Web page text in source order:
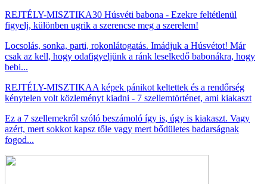
REJTÉLY-MISZTIKA30 Húsvéti babona - Ezekre feltétlenül
figyelj, különben ugrik a szerencse meg a szerelem!
Locsolás, sonka, parti, rokonlátogatás. Imádjuk a Húsvétot! Már
csak az kell, hogy odafigyeljünk a ránk leselkedő babonákra, hogy
bebi...
REJTÉLY-MISZTIKAA képek pánikot keltettek és a rendőrség
kénytelen volt közleményt kiadni - 7 szellemtörténet, ami kiakaszt
Ez a 7 szellemekről szóló beszámoló így is, úgy is kiakaszt. Vagy
azért, mert sokkot kapsz tőle vagy mert bődületes badarságnak
fogod...